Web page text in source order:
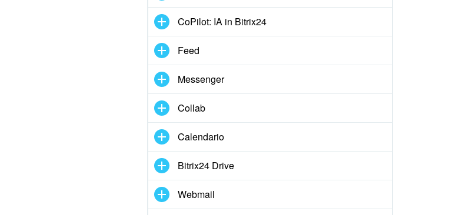
CoPilot: IA in Bitrix24
Feed
Messenger
Collab
Calendario
Bitrix24 Drive
Webmail